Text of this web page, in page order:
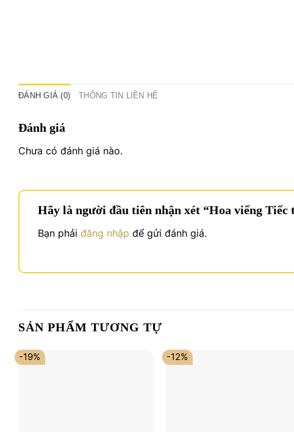
ĐÁNH GIÁ (0) THÔNG TIN LIÊN HỆ
Đánh giá
Chưa có đánh giá nào.
Hãy là người đầu tiên nhận xét “Hoa viếng Tiếc
Bạn phải đăng nhập để gửi đánh giá.
SẢN PHẨM TƯƠNG TỰ
-19% -12%